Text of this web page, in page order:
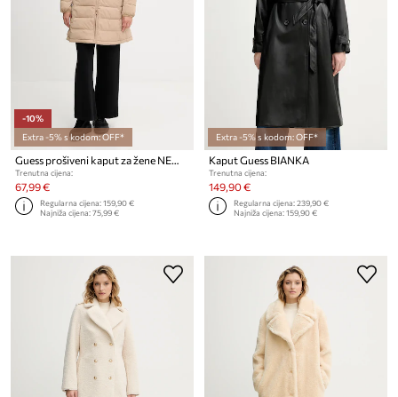
-10%
Extra -5% s kodom: OFF*
Guess prošiveni kaput za žene NEW ALETA
Trenutna cijena:
67,99 €
Regularna cijena:159,90 €
Najniža cijena:75,99 €
Extra -5% s kodom: OFF*
Kaput Guess BIANKA
Trenutna cijena:
149,90 €
Regularna cijena:239,90 €
Najniža cijena:159,90 €